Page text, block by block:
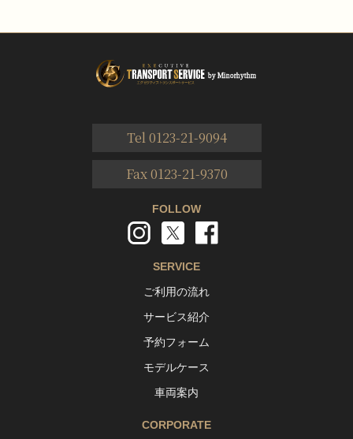
Tel 0123-21-9094
Fax 0123-21-9370
FOLLOW
SERVICE
ご利用の流れ
サービス紹介
予約フォーム
モデルケース
車両案内
CORPORATE